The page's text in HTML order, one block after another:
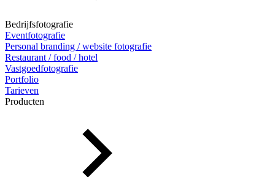
Bedrijfsfotografie
Eventfotografie
Personal branding / website fotografie
Restaurant / food / hotel
Vastgoedfotografie
Portfolio
Tarieven
Producten